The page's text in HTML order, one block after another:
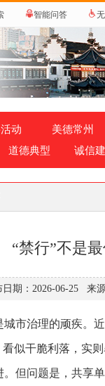
智能问答
动
美德常州
道德典型 诚信
“禁行”不是
日期：2026-06-25 来
市治理的顽疾
似干脆利落，实
但问题是，共享